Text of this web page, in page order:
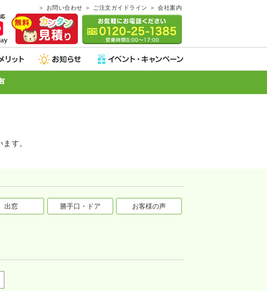
お問い合わせ ご注文ガイドライン 会社案内
す。
出窓 勝手口・ドア お客様の声